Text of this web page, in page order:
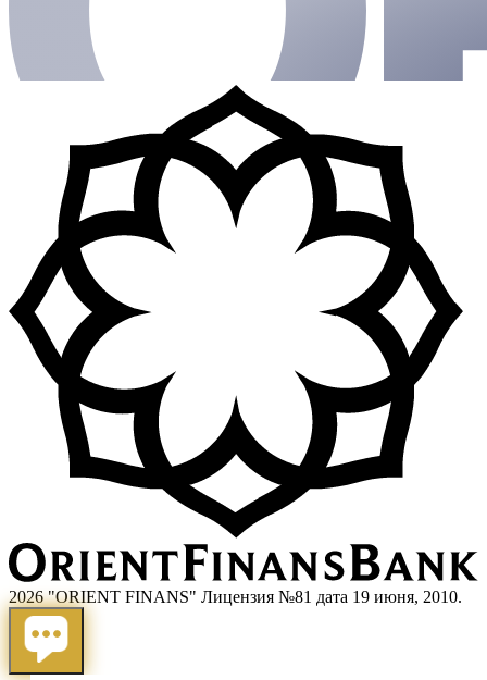
2026 "ORIENT FINANS" Лицензия №81 дата 19 июня, 2010.